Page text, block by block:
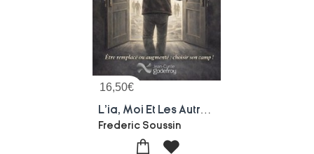
16,50€
Frederic Soussin